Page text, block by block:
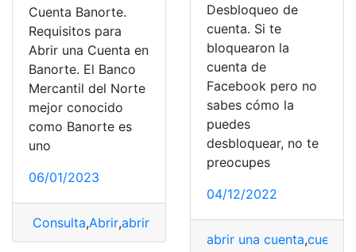
Cuenta Banorte.
Requisitos para
Abrir una Cuenta en
Banorte. El Banco
Mercantil del Norte
mejor conocido
como Banorte es
uno
06/01/2023
Consulta,Abrir,abrir cuenta,abrir una cuenta,Abrir
Desbloqueo de
cuenta. Si te
bloquearon la
cuenta de
Facebook pero no
sabes cómo la
puedes
desbloquear, no te
preocupes
04/12/2022
abrir una cuenta,cuenta